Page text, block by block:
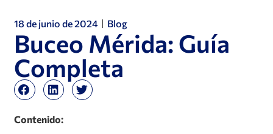
18 de junio de 2024 Blog
Buceo Mérida: Guía
Completa
Contenido: